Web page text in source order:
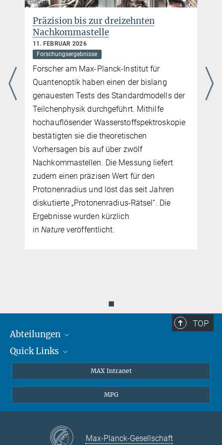
Telefon: +49 (0)89 / 32 905 -213
olivia.meyer-streng@...
Präzision bis zur dreizehnten
Nachkommastelle
11. FEBRUAR 2026
Forschungsergebnisse
Forscher am Max-Planck-Institut für
Quantenoptik haben einen der bislang
genauesten Tests des Standardmodells der
Teilchenphysik durchgeführt. Mithilfe
hochauflösender Wasserstoffspektroskopie
bestätigten sie die theoretischen
Vorhersagen bis auf über zwölf
Nachkommastellen. Die Messung liefert
zudem einen präzisen Wert für den
Protonenradius und löst das seit Jahren
diskutierte „Protonenradius-Rätsel“. Die
Ergebnisse wurden kürzlich
inNatureveröffentlicht.
◼
TOP
Abteilungen
Attosekundenphysik
Quantendynamik
Quick Links
EU-Büro
Kontakt
Instagram
MAX Intranet
MPG
Max-Planck-Gesellschaft